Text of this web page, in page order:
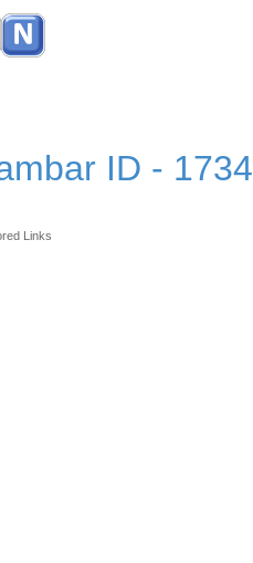
ID - 1734
Links